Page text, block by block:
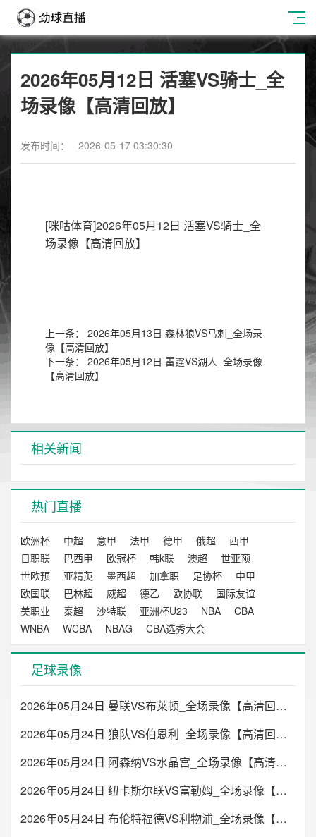
2026年05月12日 活塞VS骑士_全
场录像【高清回放】
发布时间： 2026-05-17 03:30:30
[咪咕体育]2026年05月12日 活塞VS骑士_全
场录像【高清回放】
上一条：
2026年05月13日 森林狼VS马刺_全场录
像【高清回放】
下一条：
2026年05月12日 雷霆VS湖人_全场录像
【高清回放】
相关新闻
热门直播
欧洲杯 中超 意甲 法甲 德甲 俄超
西甲
日职联
巴西甲 欧冠杯 韩k联 澳超
世亚预
世欧预
亚精英 墨西超 加拿职 足协杯
中甲
欧国联
巴林超 威超 德乙 欧协联
国际友谊
美职业
泰超 沙特联 亚洲杯U23 NBA
CBA
WNBA
WCBA NBAG CBA选秀大会
足球录像
2026年05月24日 曼联VS布莱顿_全场录像【高清回放】
2026年05月24日 狼队VS伯恩利_全场录像【高清回放】
2026年05月24日 阿森纳VS水晶宫_全场录像【高清回放】
2026年05月24日 纽卡斯尔联VS富勒姆_全场录像【高清回放】
2026年05月24日 布伦特福德VS利物浦_全场录像【高清回放】